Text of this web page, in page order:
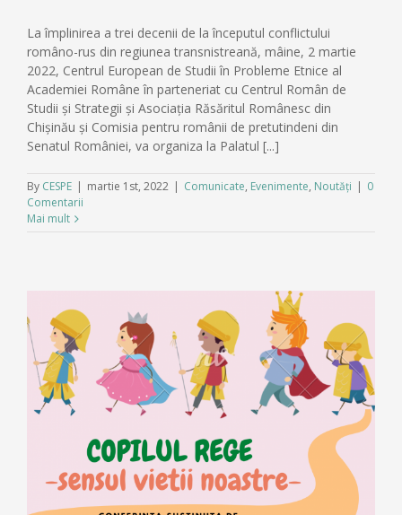
La împlinirea a trei decenii de la începutul conflictului
româno-rus din regiunea transnistreană, mâine, 2 martie
2022, Centrul European de Studii în Probleme Etnice al
Academiei Române în parteneriat cu Centrul Român de
Studii și Strategii și Asociația Răsăritul Românesc din
Chișinău și Comisia pentru românii de pretutindeni din
Senatul României, va organiza la Palatul [...]
By CESPE | martie 1st, 2022 | Comunicate, Evenimente, Noutăți | 0
Comentarii
Mai mult